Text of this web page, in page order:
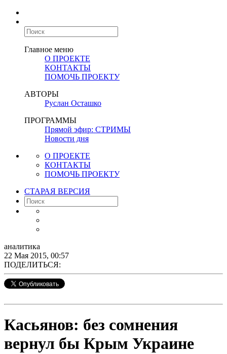
Главное меню
О ПРОЕКТЕ
КОНТАКТЫ
ПОМОЧЬ ПРОЕКТУ
АВТОРЫ
Руслан Осташко
ПРОГРАММЫ
Прямой эфир: СТРИМЫ
Новости дня
О ПРОЕКТЕ
КОНТАКТЫ
ПОМОЧЬ ПРОЕКТУ
СТАРАЯ ВЕРСИЯ
аналитика
22 Мая 2015, 00:57
ПОДЕЛИТЬСЯ:
Касьянов: без сомнения
вернул бы Крым Украине